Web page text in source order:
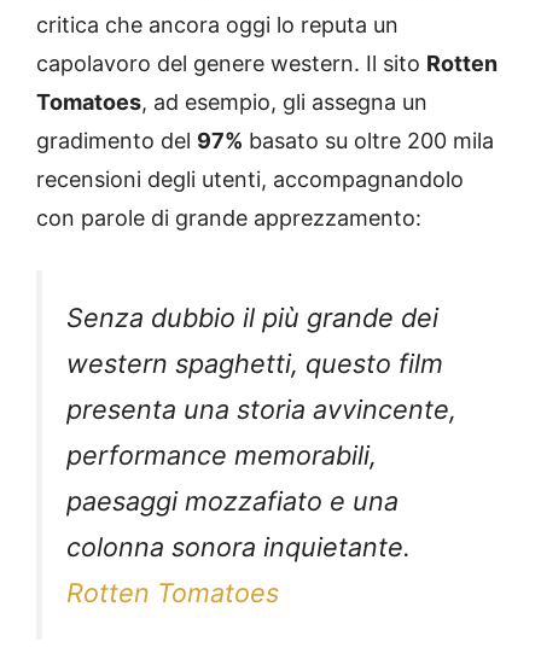
critica che ancora oggi lo reputa un
capolavoro del genere western. Il sito Rotten
Tomatoes, ad esempio, gli assegna un
gradimento del 97% basato su oltre 200 mila
recensioni degli utenti, accompagnandolo
con parole di grande apprezzamento:
Senza dubbio il più grande dei
western spaghetti, questo film
presenta una storia avvincente,
performance memorabili,
paesaggi mozzafiato e una
colonna sonora inquietante.
Rotten Tomatoes